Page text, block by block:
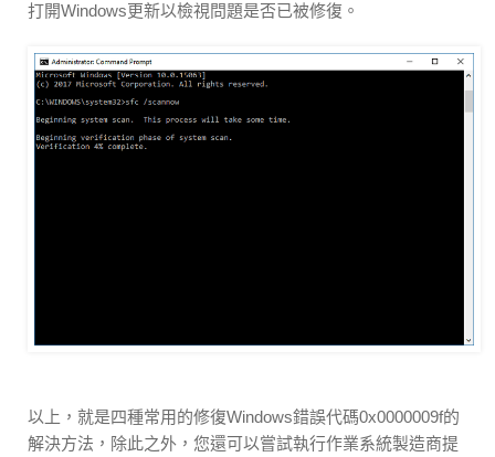
打開Windows更新以檢視問題是否已被修復。
以上，就是四種常用的修復Windows錯誤代碼0x0000009f的
解決方法，除此之外，您還可以嘗試執行作業系統製造商提